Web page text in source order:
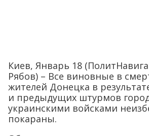
Киев, Январь 18
Рябов) – Все виновные в
жителей Донецка в
и предыдущих штурмов
украинскими войсками
покараны.